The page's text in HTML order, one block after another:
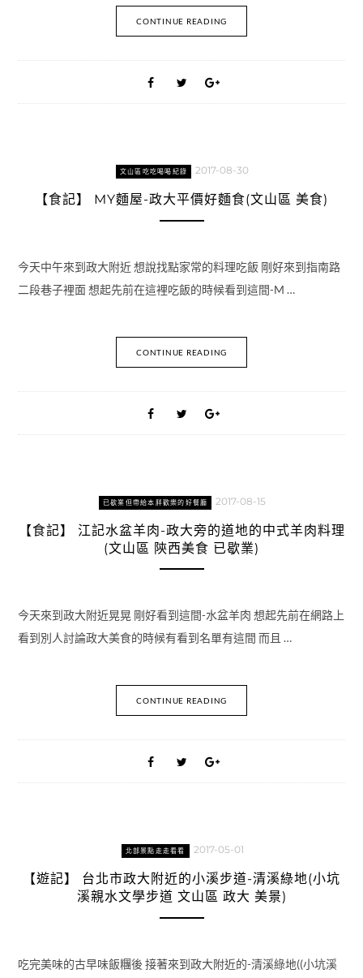
CONTINUE READING
文山區吃吃喝喝紀錄 2017-08-30
【食記】 MY麵屋-政大平價好麵食(文山區 美食)
今天中午來到政大附近 想說找點家常的料理吃飯 剛好來到指南路
二段巷子裡面 想起先前在這裡吃飯的時候看到這間-M …
CONTINUE READING
已歇業但帶給本胖歡樂的好餐廳 2017-08-15
【食記】 江記水盆羊肉-政大旁的道地的中式羊肉料理
(文山區 陝西美食 已歇業)
今天來到政大附近晃晃 剛好看到這間-水盆羊肉 想起先前在網路上
看到別人討論政大美食的時候有看到名單有這間 而且 …
CONTINUE READING
北部景點走走看看 2017-05-01
【遊記】 台北市政大附近的小溪步道-清溪綠地(小坑
溪親水文學步道 文山區 政大 美景)
吃完美味的古早味飯糰後 接著來到政大附近的-清溪綠地((小坑溪